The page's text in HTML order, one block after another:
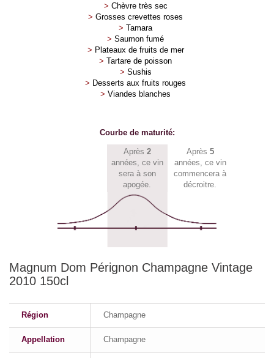
> Chèvre très sec
> Grosses crevettes roses
> Tamara
> Saumon fumé
> Plateaux de fruits de mer
> Tartare de poisson
> Sushis
> Desserts aux fruits rouges
> Viandes blanches
Courbe de maturité:
Après 2
années, ce vin
sera à son
apogée.
Après 5
années, ce vin
commencera à
décroitre.
Magnum Dom Pérignon Champagne Vintage
2010 150cl
Région Champagne
Appellation Champagne